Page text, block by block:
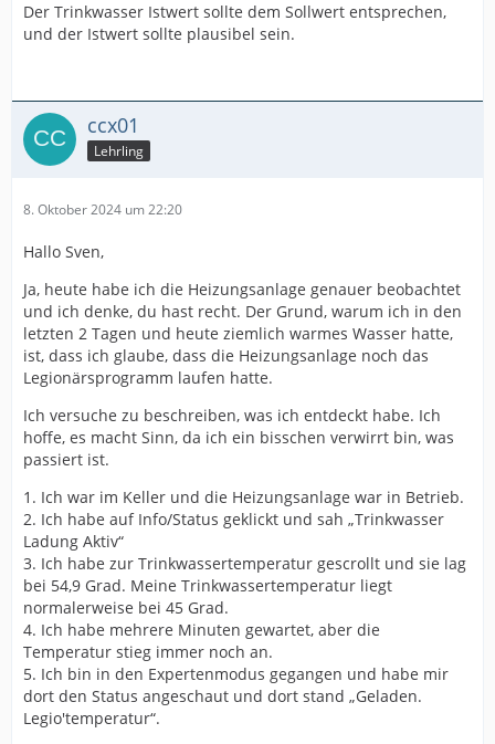
Der Trinkwasser Istwert sollte dem Sollwert entsprechen,
und der Istwert sollte plausibel sein.
ccx01
Lehrling
8. Oktober 2024 um 22:20
Hallo Sven,
Ja, heute habe ich die Heizungsanlage genauer beobachtet
und ich denke, du hast recht. Der Grund, warum ich in den
letzten 2 Tagen und heute ziemlich warmes Wasser hatte,
ist, dass ich glaube, dass die Heizungsanlage noch das
Legionärsprogramm laufen hatte.
Ich versuche zu beschreiben, was ich entdeckt habe. Ich
hoffe, es macht Sinn, da ich ein bisschen verwirrt bin, was
passiert ist.
1. Ich war im Keller und die Heizungsanlage war in Betrieb.
2. Ich habe auf Info/Status geklickt und sah „Trinkwasser
Ladung Aktiv“
3. Ich habe zur Trinkwassertemperatur gescrollt und sie lag
bei 54,9 Grad. Meine Trinkwassertemperatur liegt
normalerweise bei 45 Grad.
4. Ich habe mehrere Minuten gewartet, aber die
Temperatur stieg immer noch an.
5. Ich bin in den Expertenmodus gegangen und habe mir
dort den Status angeschaut und dort stand „Geladen.
Legio'temperatur“.